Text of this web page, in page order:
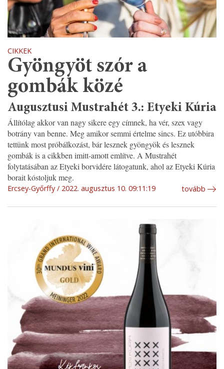
CIKKEK
Gyöngyöt szór a
gombák közé
Augusztusi Mustrahét 3.: Etyeki Kúria
Állítólag akkor van nagy sikere egy címnek, ha vér, szex vagy
botrány van benne. Meg amikor semmi értelme sincs. Ez utóbbira
tettünk most próbálkozást, bár lesznek gyöngyök és lesznek
gombák is a cikkben imitt-amott említve. A Mustrahét
folytatásában az Etyeki borvidére látogatunk, ahol az Etyeki Kúria
borait kóstoljuk meg.
Ercsey-Győrffy 2022. augusztus 10. 09:11:19 tovább